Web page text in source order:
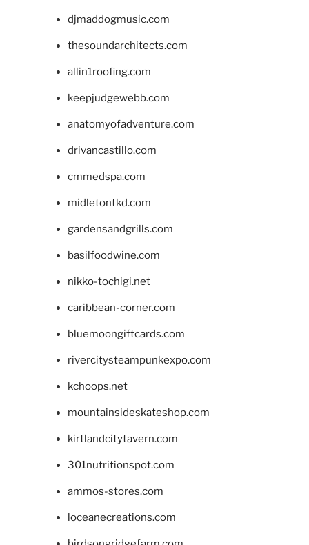
djmaddogmusic.com
thesoundarchitects.com
allin1roofing.com
keepjudgewebb.com
anatomyofadventure.com
drivancastillo.com
cmmedspa.com
midletontkd.com
gardensandgrills.com
basilfoodwine.com
nikko-tochigi.net
caribbean-corner.com
bluemoongiftcards.com
rivercitysteampunkexpo.com
kchoops.net
mountainsideskateshop.com
kirtlandcitytavern.com
301nutritionspot.com
ammos-stores.com
loceanecreations.com